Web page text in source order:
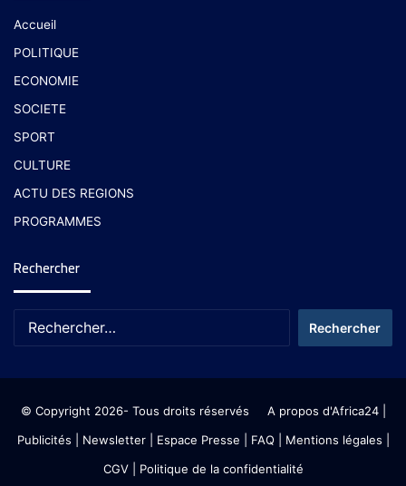
Accueil
POLITIQUE
ECONOMIE
SOCIETE
SPORT
CULTURE
ACTU DES REGIONS
PROGRAMMES
Rechercher
© Copyright 2026- Tous droits réservés A propos d'Africa24|
Publicités
Newsletter| Espace Presse | FAQ | Mentions légales
CGV| Politique de la confidentialité